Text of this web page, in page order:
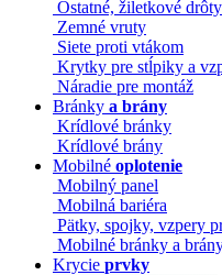
Ostatné, žiletkové
Zemné vruty
Siete proti vtákom
Krytky pre stĺpiky a
Náradie pre montáž
Bránky a brány
Krídlové bránky
Krídlové brány
Mobilné oplotenie
Mobilný panel
Mobilná bariéra
Pätky, spojky, vzpery
Mobilné bránky a
Krycie prvky